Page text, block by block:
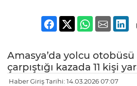
Amasya’da yolcu otobüsü
çarpıştığı kazada 11 kişi
Haber Giriş Tarihi: 14.03.2026 07:07